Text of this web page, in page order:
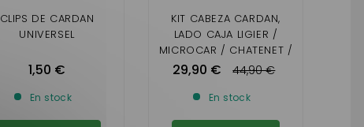
CLIPS DE CARDAN
UNIVERSEL
1,50 €
En stock
KIT CABEZA CARDAN,
LADO CAJA LIGIER /
MICROCAR / CHATENET /
JDM / BELLIER
29,90 € 44,90 €
En stock